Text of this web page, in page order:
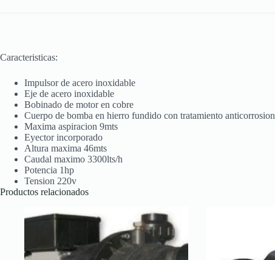
Caracteristicas:
Impulsor de acero inoxidable
Eje de acero inoxidable
Bobinado de motor en cobre
Cuerpo de bomba en hierro fundido con tratamiento anticorrosion
Maxima aspiracion 9mts
Eyector incorporado
Altura maxima 46mts
Caudal maximo 3300lts/h
Potencia 1hp
Tension 220v
Productos relacionados